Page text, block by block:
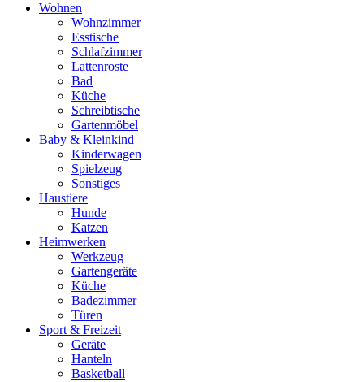
Wohnen
Wohnzimmer
Esstische
Schlafzimmer
Lattenroste
Bad
Küche
Schreibtische
Gartenmöbel
Baby & Kleinkind
Kinderwagen
Spielzeug
Sonstiges
Haustiere
Hunde
Katzen
Heimwerken
Werkzeug
Gartengeräte
Küche
Badezimmer
Türen
Sport & Freizeit
Geräte
Hanteln
Basketball